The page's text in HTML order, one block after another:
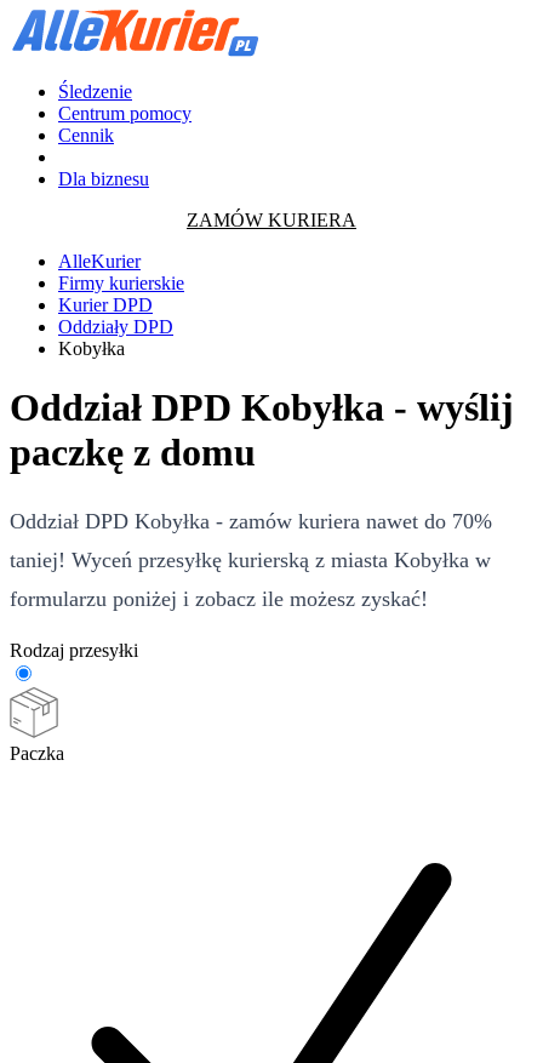
Śledzenie
Centrum pomocy
Cennik
Dla biznesu
ZAMÓW KURIERA
AlleKurier
Firmy kurierskie
Kurier DPD
Oddziały DPD
Kobyłka
Oddział DPD Kobyłka - wyślij
paczkę z domu
Oddział DPD Kobyłka - zamów kuriera nawet do 70%
taniej! Wyceń przesyłkę kurierską z miasta Kobyłka w
formularzu poniżej i zobacz ile możesz zyskać!
Rodzaj przesyłki
Paczka